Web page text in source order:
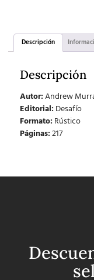
Descripción
Descripción
Autor:Andrew
Editorial:Desafío
Formato:Rústico
Páginas:217